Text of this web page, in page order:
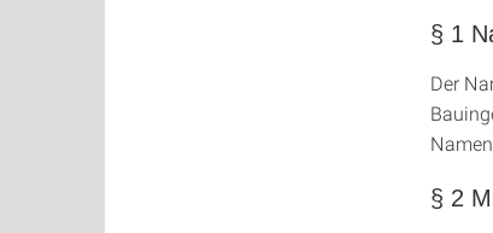
§ 1
Der
§ 2